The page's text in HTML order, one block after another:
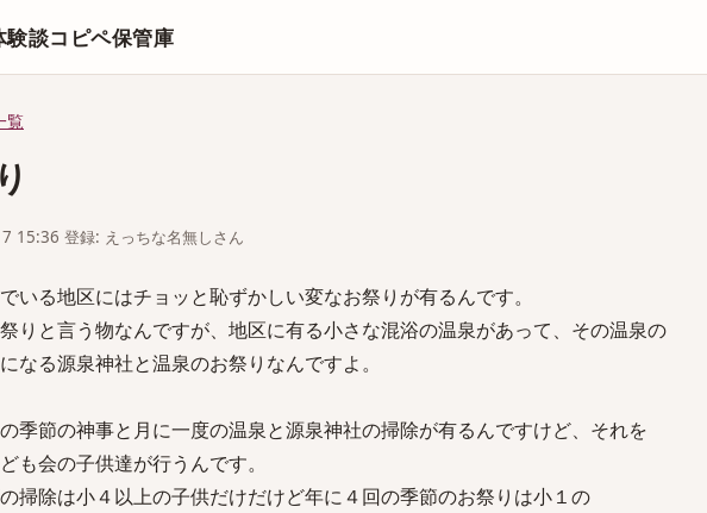
験談コピペ保管庫
覧
15:36 登録: えっちな名無しさん
いる地区にはチョッと恥ずかしい変なお祭りが有るんです。
りと言う物なんですが、地区に有る小さな混浴の温泉があって、その温泉の
なる源泉神社と温泉のお祭りなんですよ。
季節の神事と月に一度の温泉と源泉神社の掃除が有るんですけど、それを
も会の子供達が行うんです。
掃除は小４以上の子供だけだけど年に４回の季節のお祭りは小１の